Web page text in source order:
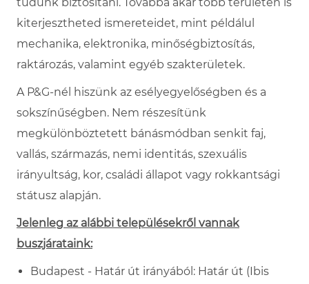
kiterjesztheted ismereteidet, mint példálul
mechanika, elektronika, minőségbiztosítás,
raktározás, valamint egyéb szakterületek.
A P&G-nél hiszünk az esélyegyelőségben és a
sokszínűségben. Nem részesítünk
megkülönböztetett bánásmódban senkit faj,
vallás, származás, nemi identitás, szexuális
irányultság, kor, családi állapot vagy rokkantsági
státusz alapján.
Jelenleg az alábbi településekről vannak
buszjárataink:
Budapest - Határ út irányából: Határ út (Ibis